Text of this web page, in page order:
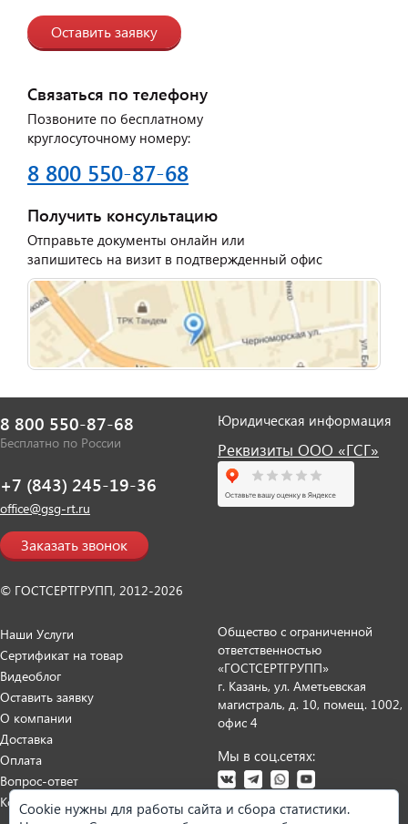
Оставить заявку
Связаться по телефону
Позвоните по бесплатному
круглосуточному номеру:
8 800 550-87-68
Получить консультацию
Отправьте документы онлайн или
запишитесь на визит в подтвержденный офис
8 800 550-87-68
Бесплатно по России
+7 (843) 245-19-36
office@gsg-rt.ru
Заказать звонок
© ГОСТСЕРТГРУПП, 2012-2026
Юридическая информация
Реквизиты ООО «ГСГ»
Наши Услуги
Сертификат на товар
Видеоблог
Оставить заявку
О компании
Доставка
Оплата
Вопрос-ответ
Контакты
Общество с ограниченной
ответственностью
«ГОСТСЕРТГРУПП»
г. Казань, ул. Аметьевская
магистраль, д. 10, помещ. 1002,
офис 4
Мы в соц.сетях:
Cookie нужны для работы сайта и сбора статистики.